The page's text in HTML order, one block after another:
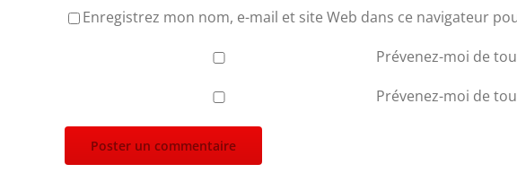
Enregistrez mon nom, e-mail et site Web dans ce navigateur
Prévenez-moi de
Prévenez-moi de